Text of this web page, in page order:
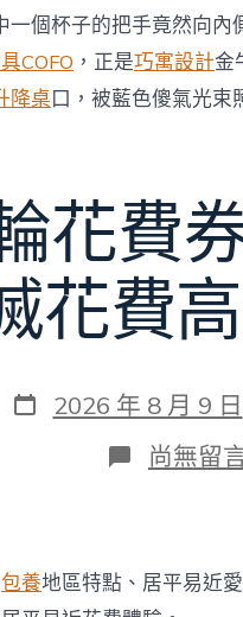
京
批
“嚴
重
判”〉
中
一個杯子的把手竟然向內
COFO ，正是巧寓設計金
降桌口，被藍色傻氣光束
花費
花費
發
表
2026 年 8 月 9 日
在
〈多
新
一
尚無留
包養地區特點、居平易近